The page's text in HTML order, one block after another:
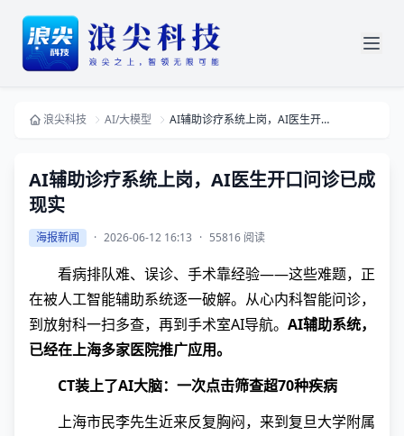
浪尖科技 AI/大模型 AI辅助诊疗系统上岗，AI医生开口问诊已成现实
AI辅助诊疗系统上岗，AI医生开口问诊已成
现实
海报新闻 · 2026-06-12 16:13 · 55816 阅读
看病排队难、误诊、手术靠经验——这些难题，正
在被人工智能辅助系统逐一破解。从心内科智能问诊，
到放射科一扫多查，再到手术室AI导航。 AI辅助系统，
已经在上海多家医院推广应用。
CT装上了AI大脑：一次点击筛查超70种疾病
上海市民李先生近来反复胸闷，来到复旦大学附属